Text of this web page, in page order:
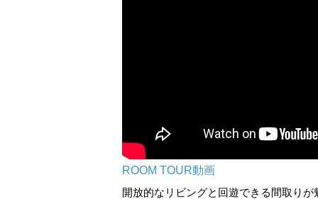
ROOM TOUR動画
開放的なリビングと回遊できる間取り